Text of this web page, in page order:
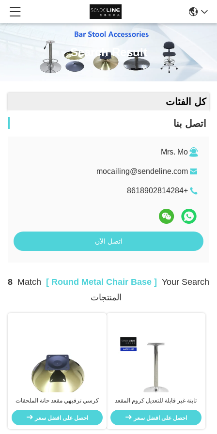
Search Result
كل الفئات
اتصل بنا
Mrs. Mo
mocailing@sendeline.com
+8618902814284
اتصل الآن
Your Search
[ Round Metal Chair Base ]
8
المنتجات
ثابتة غير قابلة للتعديل كروم المقعد
الدائري قاعدة القرص الخاص القاعدة
شريط القاعدة العليا
احصل على افضل سعر
كرسي ترفيهي مقعد حانة الملحقات
360 درجة الدورانية الذهبية المستديرة
كرسي دوار قاعدة الأريكة قاعدة
الكرسي
احصل على افضل سعر